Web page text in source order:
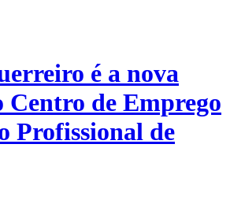
é a nova
de Emprego
Profissional de